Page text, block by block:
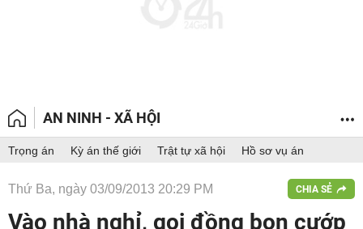
AN NINH - XÃ HỘI
Trọng án Kỳ án thế giới Trật tự xã hội Hồ sơ vụ án
Thứ Ba, ngày 03/09/2013 20:29 PM CHIA SẺ
Vào nhà nghỉ, gọi đồng bọn cướp